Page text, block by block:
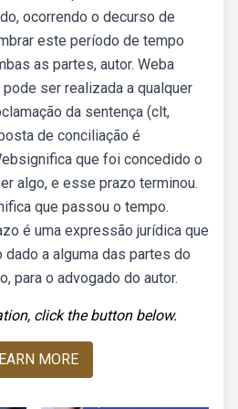
ocorrendo o decurso de
este período de tempo
as partes, autor. Weba
ser realizada a qualquer
da sentença (clt,
de conciliação é
que foi concedido o
algo, e esse prazo terminou.
que passou o tempo.
é uma expressão jurídica que
a alguma das partes do
para o advogado do autor.
click the button below.
MORE